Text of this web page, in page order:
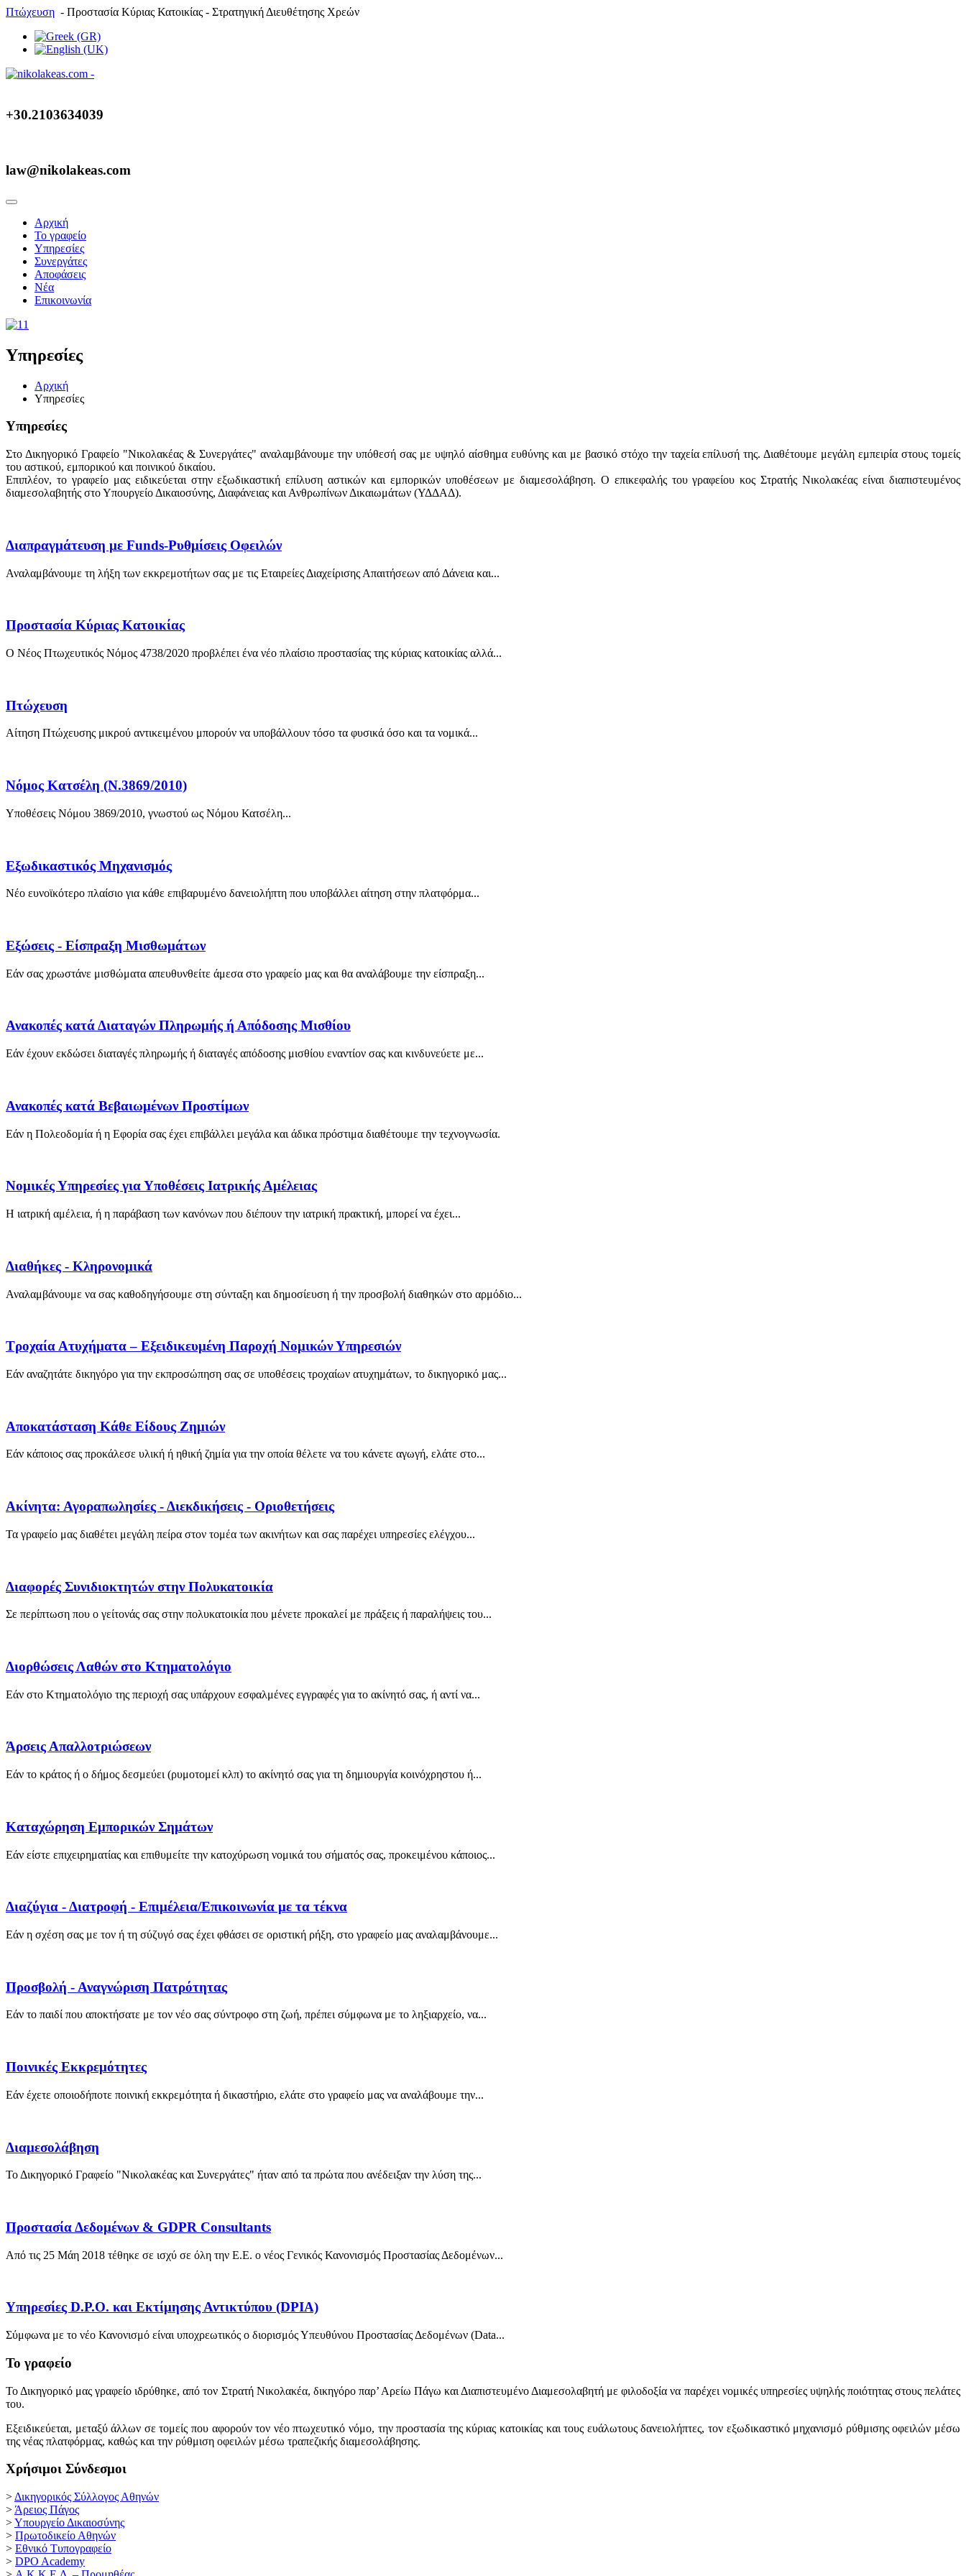
Πτώχευση - Προστασία Κύριας Κατοικίας - Στρατηγική Διευθέτησης Χρεών
+30.2103634039
law@nikolakeas.com
Αρχική
Το γραφείο
Υπηρεσίες
Συνεργάτες
Αποφάσεις
Νέα
Επικοινωνία
Υπηρεσίες
Αρχική
Υπηρεσίες
Υπηρεσίες
Στο Δικηγορικό Γραφείο "Νικολακέας & Συνεργάτες" αναλαμβάνουμε την υπόθεσή σας με υψηλό αίσθημα ευθύνης και με βασικό στόχο την ταχεία επίλυσή της. Διαθέτουμε μεγάλη εμπειρία στους τομείς
του αστικού, εμπορικού και ποινικού δικαίου.
Επιπλέον, το γραφείο μας ειδικεύεται στην εξωδικαστική επίλυση αστικών και εμπορικών υποθέσεων με διαμεσολάβηση. Ο επικεφαλής του γραφείου κος Στρατής Νικολακέας είναι διαπιστευμένος
διαμεσολαβητής στο Υπουργείο Δικαιοσύνης, Διαφάνειας και Ανθρωπίνων Δικαιωμάτων (ΥΔΔΑΔ).
Διαπραγμάτευση με Funds-Ρυθμίσεις Οφειλών
Αναλαμβάνουμε τη λήξη των εκκρεμοτήτων σας με τις Εταιρείες Διαχείρισης Απαιτήσεων από Δάνεια και...
Προστασία Κύριας Κατοικίας
Ο Νέος Πτωχευτικός Νόμος 4738/2020 προβλέπει ένα νέο πλαίσιο προστασίας της κύριας κατοικίας αλλά...
Πτώχευση
Αίτηση Πτώχευσης μικρού αντικειμένου μπορούν να υποβάλλουν τόσο τα φυσικά όσο και τα νομικά...
Νόμος Κατσέλη (Ν.3869/2010)
Υποθέσεις Νόμου 3869/2010, γνωστού ως Νόμου Κατσέλη...
Εξωδικαστικός Μηχανισμός
Νέο ευνοϊκότερο πλαίσιο για κάθε επιβαρυμένο δανειολήπτη που υποβάλλει αίτηση στην πλατφόρμα...
Εξώσεις - Είσπραξη Μισθωμάτων
Εάν σας χρωστάνε μισθώματα απευθυνθείτε άμεσα στο γραφείο μας και θα αναλάβουμε την είσπραξη...
Ανακοπές κατά Διαταγών Πληρωμής ή Απόδοσης Μισθίου
Εάν έχουν εκδώσει διαταγές πληρωμής ή διαταγές απόδοσης μισθίου εναντίον σας και κινδυνεύετε με...
Ανακοπές κατά Βεβαιωμένων Προστίμων
Εάν η Πολεοδομία ή η Εφορία σας έχει επιβάλλει μεγάλα και άδικα πρόστιμα διαθέτουμε την τεχνογνωσία.
Νομικές Υπηρεσίες για Υποθέσεις Ιατρικής Αμέλειας
Η ιατρική αμέλεια, ή η παράβαση των κανόνων που διέπουν την ιατρική πρακτική, μπορεί να έχει...
Διαθήκες - Κληρονομικά
Αναλαμβάνουμε να σας καθοδηγήσουμε στη σύνταξη και δημοσίευση ή την προσβολή διαθηκών στο αρμόδιο...
Τροχαία Ατυχήματα – Εξειδικευμένη Παροχή Νομικών Υπηρεσιών
Εάν αναζητάτε δικηγόρο για την εκπροσώπηση σας σε υποθέσεις τροχαίων ατυχημάτων, το δικηγορικό μας...
Αποκατάσταση Κάθε Είδους Ζημιών
Εάν κάποιος σας προκάλεσε υλική ή ηθική ζημία για την οποία θέλετε να του κάνετε αγωγή, ελάτε στο...
Ακίνητα: Αγοραπωλησίες - Διεκδικήσεις - Οριοθετήσεις
Τα γραφείο μας διαθέτει μεγάλη πείρα στον τομέα των ακινήτων και σας παρέχει υπηρεσίες ελέγχου...
Διαφορές Συνιδιοκτητών στην Πολυκατοικία
Σε περίπτωση που ο γείτονάς σας στην πολυκατοικία που μένετε προκαλεί με πράξεις ή παραλήψεις του...
Διορθώσεις Λαθών στο Κτηματολόγιο
Εάν στο Κτηματολόγιο της περιοχή σας υπάρχουν εσφαλμένες εγγραφές για το ακίνητό σας, ή αντί να...
Άρσεις Απαλλοτριώσεων
Εάν το κράτος ή ο δήμος δεσμεύει (ρυμοτομεί κλπ) το ακίνητό σας για τη δημιουργία κοινόχρηστου ή...
Καταχώρηση Εμπορικών Σημάτων
Εάν είστε επιχειρηματίας και επιθυμείτε την κατοχύρωση νομικά του σήματός σας, προκειμένου κάποιος...
Διαζύγια - Διατροφή - Επιμέλεια/Επικοινωνία με τα τέκνα
Εάν η σχέση σας με τον ή τη σύζυγό σας έχει φθάσει σε οριστική ρήξη, στο γραφείο μας αναλαμβάνουμε...
Προσβολή - Αναγνώριση Πατρότητας
Εάν το παιδί που αποκτήσατε με τον νέο σας σύντροφο στη ζωή, πρέπει σύμφωνα με το ληξιαρχείο, να...
Ποινικές Εκκρεμότητες
Εάν έχετε οποιοδήποτε ποινική εκκρεμότητα ή δικαστήριο, ελάτε στο γραφείο μας να αναλάβουμε την...
Διαμεσολάβηση
Το Δικηγορικό Γραφείο "Νικολακέας και Συνεργάτες" ήταν από τα πρώτα που ανέδειξαν την λύση της...
Προστασία Δεδομένων & GDPR Consultants
Από τις 25 Μάη 2018 τέθηκε σε ισχύ σε όλη την Ε.Ε. ο νέος Γενικός Κανονισμός Προστασίας Δεδομένων...
Υπηρεσίες D.P.O. και Εκτίμησης Αντικτύπου (DPIA)
Σύμφωνα με το νέο Κανονισμό είναι υποχρεωτικός ο διορισμός Υπευθύνου Προστασίας Δεδομένων (Data...
Το γραφείο
Το Δικηγορικό μας γραφείο ιδρύθηκε, από τον Στρατή Νικολακέα, δικηγόρο παρ’ Αρείω Πάγω και Διαπιστευμένο Διαμεσολαβητή με φιλοδοξία να παρέχει νομικές υπηρεσίες υψηλής ποιότητας στους πελάτες
του.
Εξειδικεύεται, μεταξύ άλλων σε τομείς που αφορούν τον νέο πτωχευτικό νόμο, την προστασία της κύριας κατοικίας και τους ευάλωτους δανειολήπτες, τον εξωδικαστικό μηχανισμό ρύθμισης οφειλών μέσω
της νέας πλατφόρμας, καθώς και την ρύθμιση οφειλών μέσω τραπεζικής διαμεσολάβησης.
Χρήσιμοι Σύνδεσμοι
> Δικηγορικός Σύλλογος Αθηνών
> Άρειος Πάγος
>Υπουργείο Δικαιοσύνης
> Πρωτοδικείο Αθηνών
> Εθνικό Τυπογραφείο
> DPO Academy